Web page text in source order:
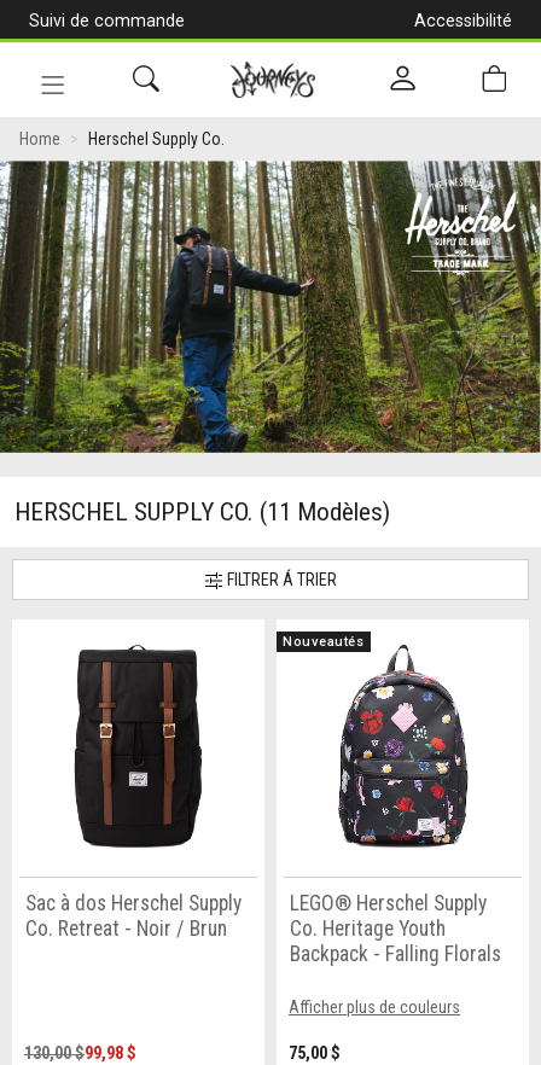
Suivi de commande
Accessibilité
en
alternance
Home Herschel Supply Co.
HERSCHEL SUPPLY CO. (11 Modèles)
FILTRER Á TRIER
Sac à dos Herschel Supply
Co. Retreat - Noir / Brun
130,00 $99,98 $
Nouveautés
LEGO® Herschel Supply
Co. Heritage Youth
Backpack - Falling Florals
Afficher plus de couleurs
75,00 $